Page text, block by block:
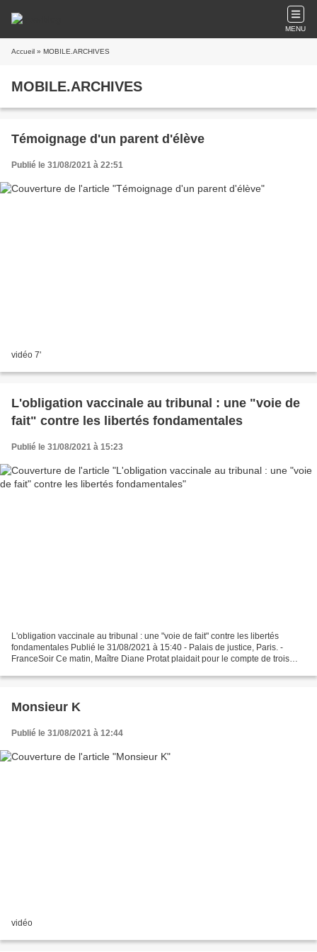
MENU
Accueil » MOBILE.ARCHIVES
MOBILE.ARCHIVES
Témoignage d'un parent d'élève
Publié le 31/08/2021 à 22:51
vidéo 7'
L'obligation vaccinale au tribunal : une "voie de
fait" contre les libertés fondamentales
Publié le 31/08/2021 à 15:23
L'obligation vaccinale au tribunal : une "voie de fait" contre les libertés
fondamentales Publié le 31/08/2021 à 15:40 - Palais de justice, Paris. -
FranceSoir Ce matin, Maître Diane Protat plaidait pour le compte de trois
Monsieur K
Publié le 31/08/2021 à 12:44
vidéo